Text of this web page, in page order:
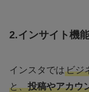
2.インサイト機
インスタではビジ
と、投稿やアカウ